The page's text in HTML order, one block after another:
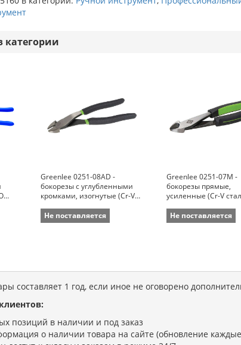
категории
Greenlee 0251-08AD -
бокорезы с углубленными
кромками, изогнутые (Cr-V
Не поставляется
Greenlee 0251-07M -
бокорезы прямые,
усиленные (Cr-V
Не поставляется
составляет 1 год, если иное не оговорено
позиций в наличии и под заказ
о наличии товара на сайте (обновление